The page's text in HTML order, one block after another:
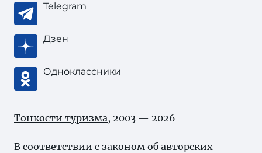
Telegram
Дзен
Одноклассники
Тонкости туризма, 2003 — 2026
В соответствии с законом об авторских